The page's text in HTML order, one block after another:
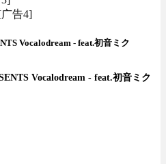
告4]
Vocalodream - feat.初音ミク
Vocalodream - feat.初音ミク